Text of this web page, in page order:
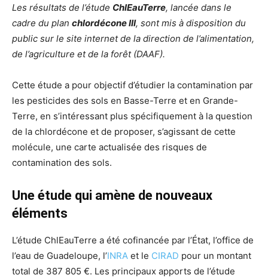
Les résultats de l’étude ChlEauTerre, lancée dans le
cadre du plan chlordécone III, sont mis à disposition du
public sur le site internet de la direction de l’alimentation,
de l’agriculture et de la forêt (DAAF).
Cette étude a pour objectif d’étudier la contamination par
les pesticides des sols en Basse-Terre et en Grande-
Terre, en s’intéressant plus spécifiquement à la question
de la chlordécone et de proposer, s’agissant de cette
molécule, une carte actualisée des risques de
contamination des sols.
Une étude qui amène de nouveaux
éléments
L’étude ChlEauTerre a été cofinancée par l’État, l’office de
l’eau de Guadeloupe, l’INRA et le CIRAD pour un montant
total de 387 805 €. Les principaux apports de l’étude